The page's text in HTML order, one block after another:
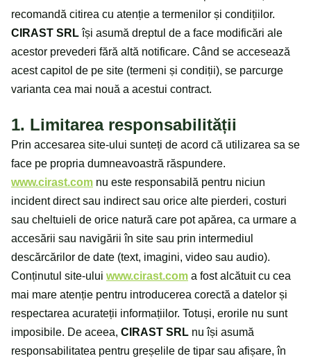
recomandă citirea cu atenție a termenilor și condițiilor.
CIRAST SRLîși asumă dreptul de a face modificări ale
acestor prevederi fără altă notificare. Când se accesează
acest capitol de pe site (termeni și condiții), se parcurge
varianta cea mai nouă a acestui contract.
1. Limitarea responsabilității
Prin accesarea site-ului sunteți de acord că utilizarea sa se
face pe propria dumneavoastră răspundere.
www.cirast.com nu este responsabilă pentru niciun
incident direct sau indirect sau orice alte pierderi, costuri
sau cheltuieli de orice natură care pot apărea, ca urmare a
accesării sau navigării în site sau prin intermediul
descărcărilor de date (text, imagini, video sau audio).
Conținutul site-ului www.cirast.com a fost alcătuit cu cea
mai mare atenție pentru introducerea corectă a datelor și
respectarea acurateții informațiilor. Totuși, erorile nu sunt
imposibile. De aceea, CIRAST SRL nu își asumă
responsabilitatea pentru greșelile de tipar sau afișare, în